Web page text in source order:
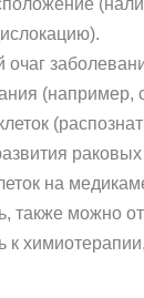
(например,
раковых
на
также можно
к